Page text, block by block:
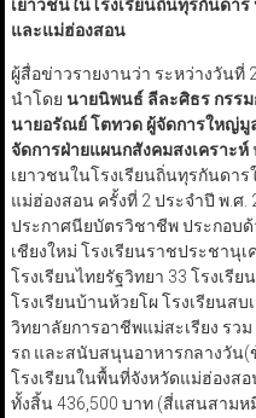
เยาวชนในโรงเรียนถิ่นทุรกันดา
และแม่ฮ่องสอน
ผู้สื่อข่าวรายงานว่า ระหว่างวันที่
นำโดย นายนิพนธ์ ลีละศิธร กรรม
นายอรัณย์ โตทวด ผู้จัดการใหญ่มู
จัดการฝ่ายแผนกสังคมสงเคราะห์
เยาวชนในโรงเรียนถิ่นทุรกันดา
แม่ฮ่องสอน ครั้งที่ 2 ประจำปี พ.ศ
ประกาศนียบัตรวิชาชีพ ประกอบด้
เชียงใหม่ โรงเรียนราชประชานุ
โรงเรียนไทยรัฐวิทยา 33 โรงเรีย
โรงเรียนบ้านห้วยโผ โรงเรียนส
วิทยาลัยการอาชีพแม่สะเรียง รว
รถ และสนับสนุนอาหารกลางวัน
โรงเรียนในพื้นที่จังหวัดแม่ฮ่องส
ทั้งสิ้น 436,500 บาท (สี่แสนสาม